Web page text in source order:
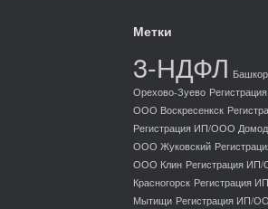
Метки
3-НДФЛ
Орехово-Зуево
ООО Воскресенкск
Регистрация ИП/ООО
ООО Жуковский
ООО Клин Регистрация
Красногорск Регистрация
Мытищи Регистрация ИП/